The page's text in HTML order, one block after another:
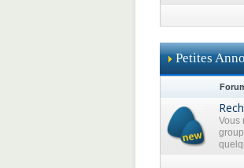
Petites
Vous